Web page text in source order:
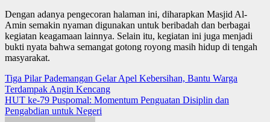
Dengan adanya pengecoran halaman ini, diharapkan Masjid Al-
Amin semakin nyaman digunakan untuk beribadah dan berbagai
kegiatan keagamaan lainnya. Selain itu, kegiatan ini juga menjadi
bukti nyata bahwa semangat gotong royong masih hidup di tengah
masyarakat.
Post
navigation
Tiga Pilar Pademangan Gelar Apel Kebersihan, Bantu Warga
Terdampak Angin Kencang
HUT ke-79 Puspomal: Momentum Penguatan Disiplin dan
Pengabdian untuk Negeri